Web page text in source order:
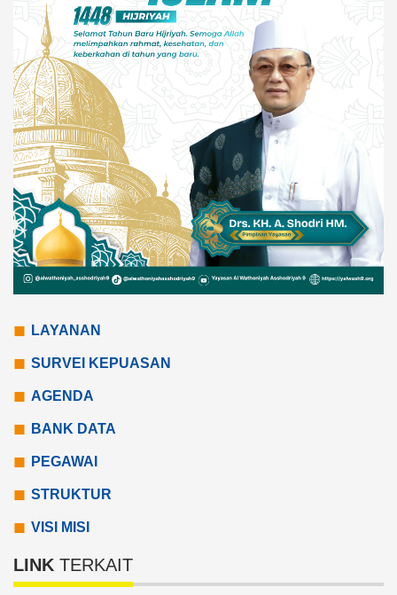
LAYANAN
SURVEI KEPUASAN
AGENDA
BANK DATA
PEGAWAI
STRUKTUR
VISI MISI
LINK TERKAIT